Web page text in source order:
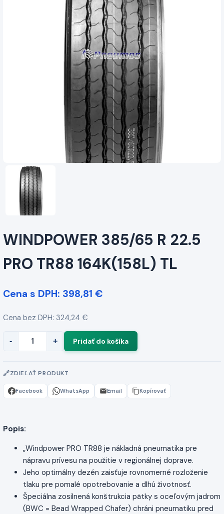
WINDPOWER 385/65 R 22.5
PRO TR88 164K(158L) TL
Cena s DPH: 398,81 €
Cena bez DPH: 324,24 €
- +
ZDIEĽAŤ PRODUKT
Facebook WhatsApp Email Kopírovať
Popis:
„Windpower PRO TR88 je nákladná pneumatika pre
nápravu prívesu na použitie v regionálnej doprave.
Jeho optimálny dezén zaisťuje rovnomerné rozloženie
tlaku pre pomalé opotrebovanie a dlhú životnosť.
Špeciálna zosilnená konštrukcia pätky s oceľovým jadrom
(BWC = Bead Wrapped Chafer) chráni pneumatiku pred